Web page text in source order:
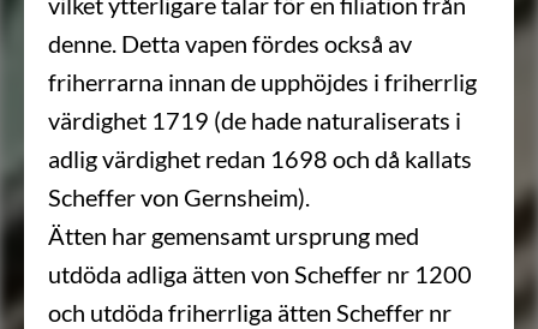
denne. Detta vapen fördes också av
friherrarna innan de upphöjdes i friherrlig
värdighet 1719 (de hade naturaliserats i
adlig värdighet redan 1698 och då kallats
Scheffer von Gernsheim).
Ätten har gemensamt ursprung med
utdöda adliga ätten von Scheffer nr 1200
och utdöda friherrliga ätten Scheffer nr